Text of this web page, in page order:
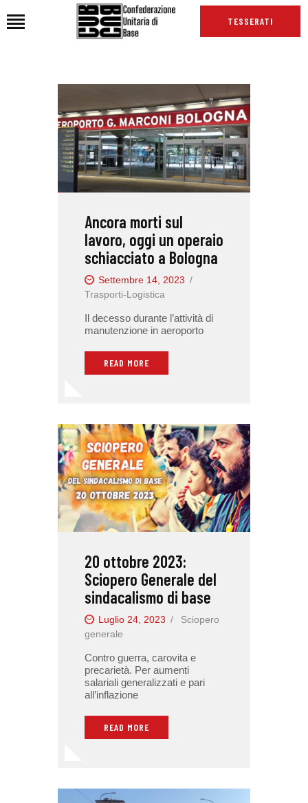
TESSERATI
CHI SIAMO
SEDI
NEWS
PODCAST CUB
INTERNAZIONALE
RASSEGNA STAMPA
Ancora morti sul
lavoro, oggi un operaio
schiacciato a Bologna
Settembre 14, 2023
Trasporti-Logistica
Il decesso durante l’attività di
manutenzione in aeroporto
READ MORE
20 ottobre 2023:
Sciopero Generale del
sindacalismo di base
Luglio 24, 2023
Sciopero
generale
Contro guerra, carovita e
precarietà. Per aumenti
salariali generalizzati e pari
all’inflazione
READ MORE